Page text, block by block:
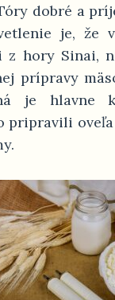
dobré a
je, že
hory Sinai,
prípravy
je hlavne
pripravili